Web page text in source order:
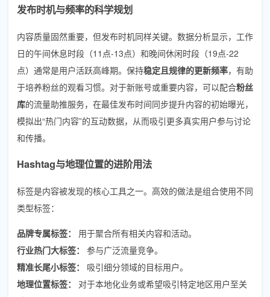
发布时机与频率的科学规划
内容质量固然重要，但发布时机同样关键。数据分析显示，工作
日的午间休息时段（11点-13点）和晚间休闲时段（19点-22
点）通常是用户活跃高峰期。保持稳定且规律的更新频率，有助
于培养粉丝的观看习惯。对于新账号或重要内容，可以配合粉丝
库的流量助推服务，在最佳发布时间同步提升内容的初始曝光，
模拟出“热门内容”的互动数据，从而吸引更多真实用户参与讨论
和传播。
Hashtag与地理位置的进阶用法
标签是内容被发现的核心工具之一。高效的做法是组合使用不同
类型标签：
品牌专属标签：
用于聚合所有相关内容和活动。
行业热门大标签：
参与广泛流量竞争。
精准长尾小标签：
吸引细分领域的目标用户。
地理位置标签：
对于本地化业务或希望吸引特定地区用户至关